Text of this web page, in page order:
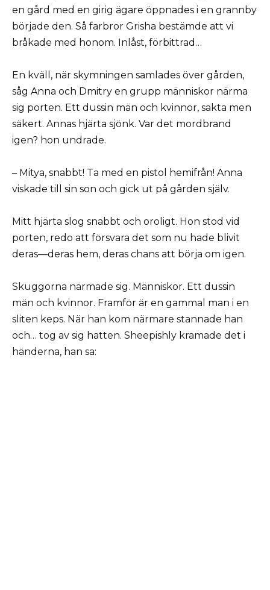
en gård med en girig ägare öppnades i en grannby
började den. Så farbror Grisha bestämde att vi
bråkade med honom. Inlåst, förbittrad…
En kväll, när skymningen samlades över gården,
såg Anna och Dmitry en grupp människor närma
sig porten. Ett dussin män och kvinnor, sakta men
säkert. Annas hjärta sjönk. Var det mordbrand
igen? hon undrade.
– Mitya, snabbt! Ta med en pistol hemifrån! Anna
viskade till sin son och gick ut på gården själv.
Mitt hjärta slog snabbt och oroligt. Hon stod vid
porten, redo att försvara det som nu hade blivit
deras—deras hem, deras chans att börja om igen.
Skuggorna närmade sig. Människor. Ett dussin
män och kvinnor. Framför är en gammal man i en
sliten keps. När han kom närmare stannade han
och… tog av sig hatten. Sheepishly kramade det i
händerna, han sa: